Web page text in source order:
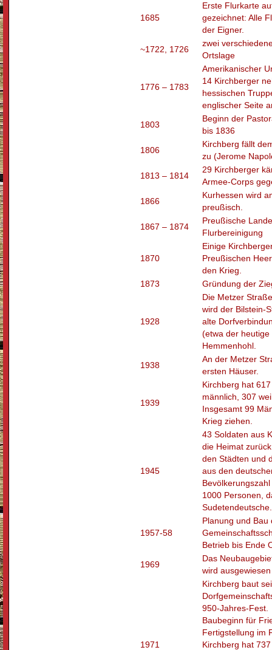
1685
Erste Flurkarte
gezeichnet: Alle
der Eigner.
~1722, 1726
zwei
Ortslage
1776 – 1783
Amerikanischer
14 Kirchberger
hessischen
englischer Seite
1803
Beginn der
bis 1836
1806
Kirchberg fällt
zu (Jerome
1813 – 1814
29 Kirchberger
Armee-Corps
1866
Kurhessen wird
preußisch.
1867 – 1874
Preußische
Flurbereinigung
1870
Einige
Preußischen
den Krieg.
1873
Gründung der
1928
Die Metzer
wird der Bilstein-
alte
(etwa der heutige
Hemmenhohl.
1938
An der Metzer
ersten Häuser.
1939
Kirchberg hat
männlich, 307
Insgesamt 99
Krieg ziehen.
1945
43 Soldaten aus
die Heimat
den Städten und
aus den
1000 Personen,
Sudetendeutsche.
1957-58
Planung und Bau
Betrieb bis Ende
1969
Das
wird
1971
Kirchberg baut
950-Jahres-Fest.
Baubeginn für
Fertigstellung im
Kirchberg hat